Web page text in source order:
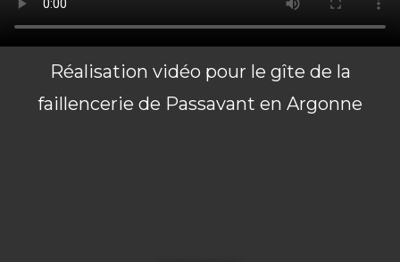
Réalisation vidéo pour le gîte de la
faillencerie de Passavant en Argonne